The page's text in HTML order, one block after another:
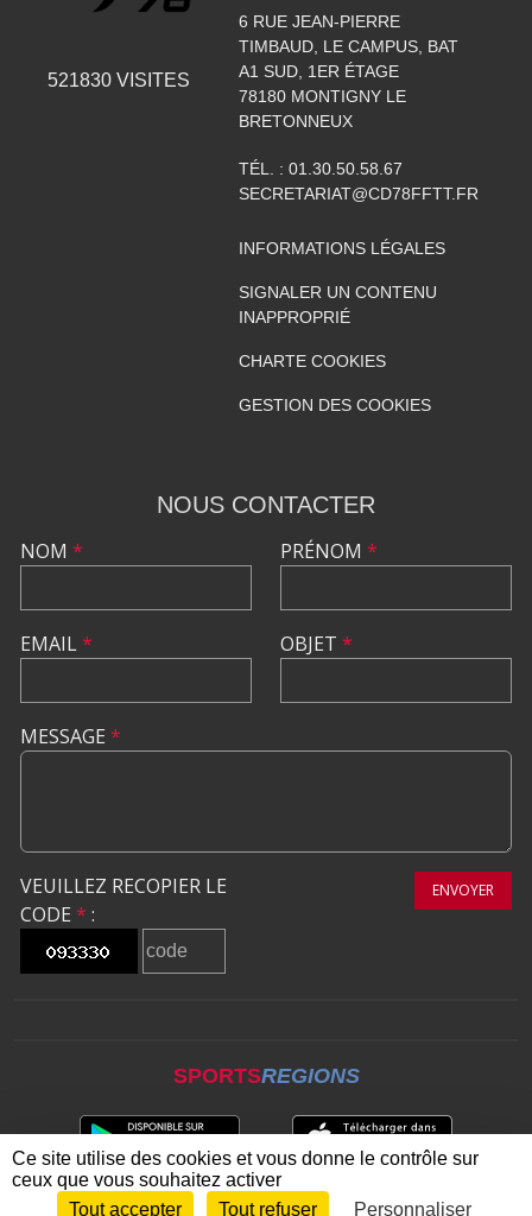
521830 VISITES
6 RUE JEAN-PIERRE
TIMBAUD, LE CAMPUS, BAT
A1 SUD, 1ER ÉTAGE
78180 MONTIGNY LE
BRETONNEUX
TÉL. : 01.30.50.58.67
SECRETARIAT@CD78FFTT.FR
INFORMATIONS LÉGALES
SIGNALER UN CONTENU
INAPPROPRIÉ
CHARTE COOKIES
GESTION DES COOKIES
NOUS CONTACTER
NOM *
EMAIL*
PRÉNOM *
OBJET *
MESSAGE *
VEUILLEZ RECOPIER LE
CODE * :
ENVOYER
SPORTSREGIONS
Envie de participer ? CONNEXION
Ce site utilise des cookies et vous donne le contrôle sur
ceux que vous souhaitez activer
Tout accepter
Tout refuser Personnaliser